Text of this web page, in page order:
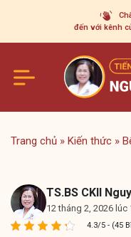
content
đến với kênh
Trang chủ » Kiến thức »
TS.BS CKII
12 tháng 2, 2026 lúc
4.3/5 - (45